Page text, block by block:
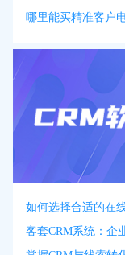
哪里能买精准客户
如何选择合适的在
客套CRM系统：企